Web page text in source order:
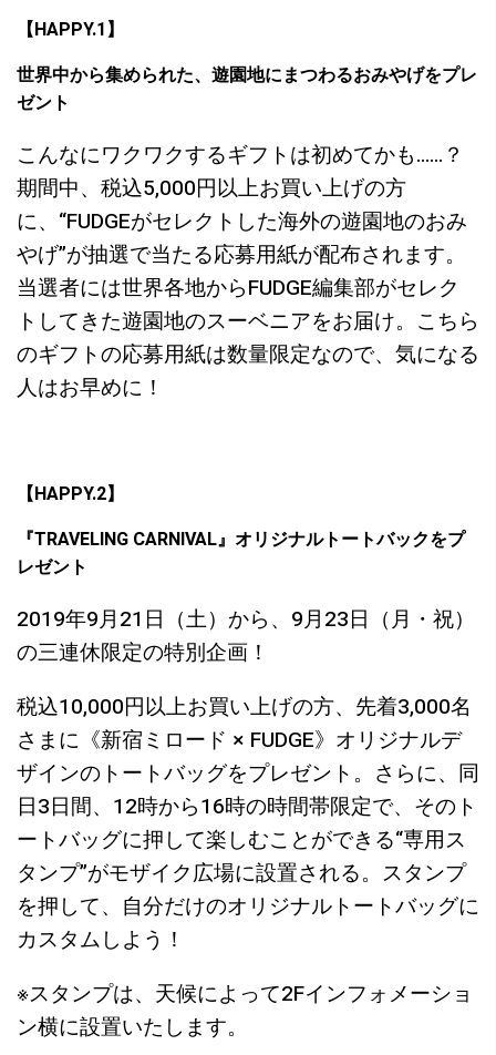
【HAPPY.1】
世界中から集められた、遊園地にまつわるおみやげをプレ
ゼント
こんなにワクワクするギフトは初めてかも……？
期間中、税込5,000円以上お買い上げの方
に、“FUDGEがセレクトした海外の遊園地のおみ
やげ”が抽選で当たる応募用紙が配布されます。
当選者には世界各地からFUDGE編集部がセレク
トしてきた遊園地のスーベニアをお届け。こちら
のギフトの応募用紙は数量限定なので、気になる
人はお早めに！
【HAPPY.2】
『TRAVELING CARNIVAL』オリジナルトートバックをプ
レゼント
2019年9月21日（土）から、9月23日（月・祝）
の三連休限定の特別企画！
税込10,000円以上お買い上げの方、先着3,000名
さまに《新宿ミロード × FUDGE》オリジナルデ
ザインのトートバッグをプレゼント。さらに、同
日3日間、12時から16時の時間帯限定で、そのト
ートバッグに押して楽しむことができる“専用ス
タンプ”がモザイク広場に設置される。スタンプ
を押して、自分だけのオリジナルトートバッグに
カスタムしよう！
※スタンプは、天候によって2Fインフォメーショ
ン横に設置いたします。